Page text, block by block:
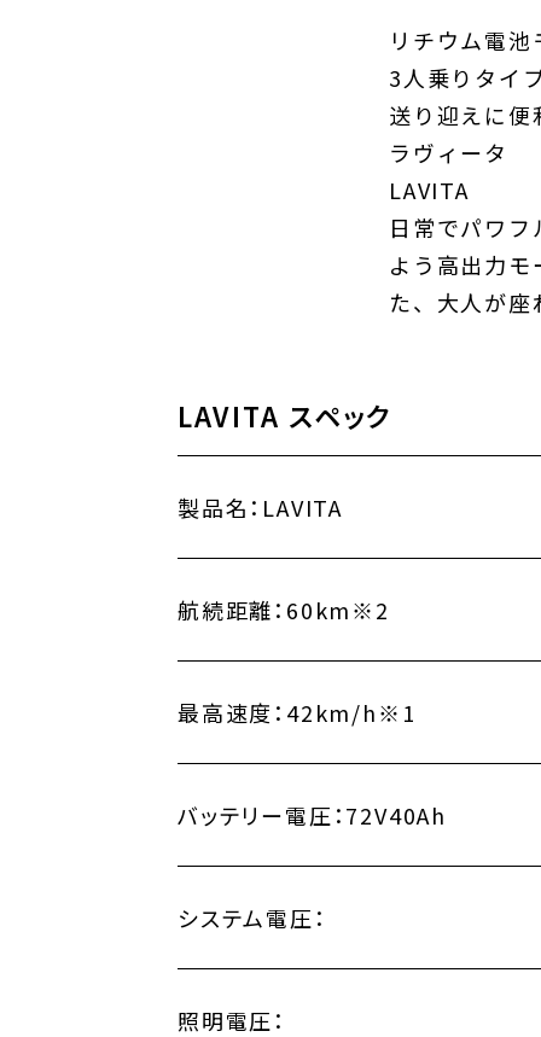
リチウム電
3人乗りタイ
送り迎えに
ラヴィータ
LAVITA
日常でパワ
よう高出力
た、大人が
LAVITA スペック
製品名： LAVITA
航続距離： 60km※2
最高速度： 42km/h※1
バッテリー電圧：72V40Ah
システム電圧：
照明電圧：